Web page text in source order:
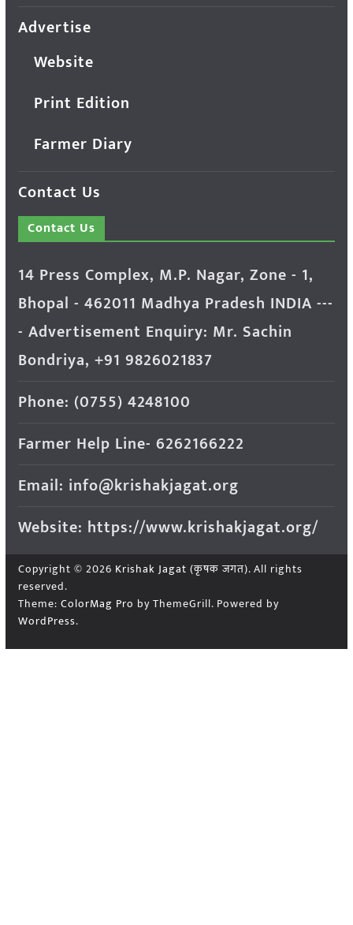
Advertise
Website
Print Edition
Farmer Diary
Contact Us
Contact Us
14 Press Complex, M.P. Nagar, Zone - 1,
Bhopal - 462011 Madhya Pradesh INDIA ---
- Advertisement Enquiry: Mr. Sachin
Bondriya, +91 9826021837
Phone: (0755) 4248100
Farmer Help Line- 6262166222
Email: info@krishakjagat.org
Website: https://www.krishakjagat.org/
Copyright © 2026 Krishak Jagat (कृषक जगत). All rights
reserved.
Theme: ColorMag Pro by ThemeGrill. Powered by
WordPress.